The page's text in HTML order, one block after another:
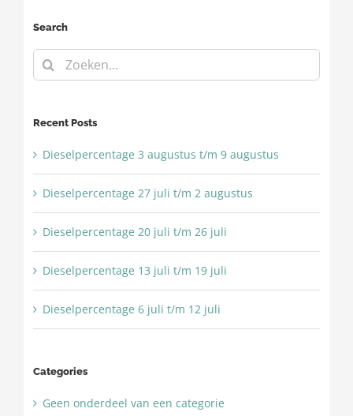
Search
Zoeken
naar:
Recent Posts
Dieselpercentage 3 augustus t/m 9 augustus
Dieselpercentage 27 juli t/m 2 augustus
Dieselpercentage 20 juli t/m 26 juli
Dieselpercentage 13 juli t/m 19 juli
Dieselpercentage 6 juli t/m 12 juli
Categories
Geen onderdeel van een categorie